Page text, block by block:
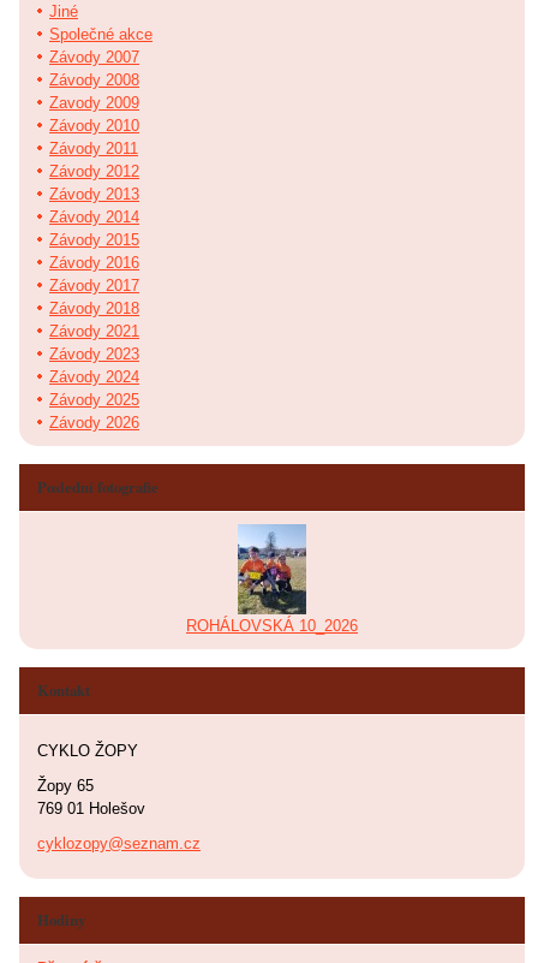
Jiné
Společné akce
Závody 2007
Závody 2008
Zavody 2009
Závody 2010
Závody 2011
Závody 2012
Závody 2013
Závody 2014
Závody 2015
Závody 2016
Závody 2017
Závody 2018
Závody 2021
Závody 2023
Závody 2024
Závody 2025
Závody 2026
Poslední fotografie
ROHÁLOVSKÁ 10_2026
Kontakt
CYKLO ŽOPY
Žopy 65
769 01 Holešov
cyklozopy@seznam.cz
Hodiny